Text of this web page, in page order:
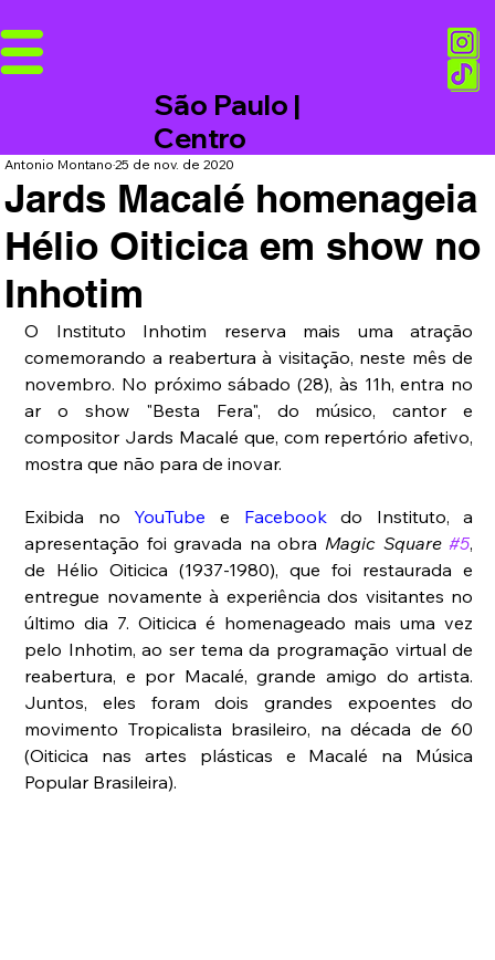
São Paulo |
Centro
Jards Macalé homenageia
Hélio Oiticica em show no
Inhotim
Antonio Montano25 de nov. de 2020
O Instituto Inhotim reserva mais uma atração
comemorando a reabertura à visitação, neste mês de
novembro. No próximo sábado (28), às 11h, entra no
ar o show "Besta Fera", do músico, cantor e
compositor Jards Macalé que, com repertório afetivo,
mostra que não para de inovar.
Exibida no YouTube e Facebook do Instituto, a
apresentação foi gravada na obra Magic Square #5,
de Hélio Oiticica (1937-1980), que foi restaurada e
entregue novamente à experiência dos visitantes no
último dia 7. Oiticica é homenageado mais uma vez
pelo Inhotim, ao ser tema da programação virtual de
reabertura, e por Macalé, grande amigo do artista.
Juntos, eles foram dois grandes expoentes do
movimento Tropicalista brasileiro, na década de 60
(Oiticica nas artes plásticas e Macalé na Música
Popular Brasileira).